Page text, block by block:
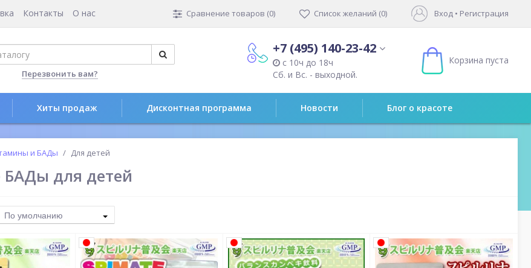
Контакты О нас Сравнение товаров (0) Список желаний (0) Вход • Регистрация
Перезвонить вам?
+7 (495) 140-23-42
с 10ч до 18ч
Сб. и Вс. - выходной.
Корзина пуста
Хиты продаж Дисконтная программа Новости Блог о красоте
и БАДы Для детей
для детей
По умолчанию